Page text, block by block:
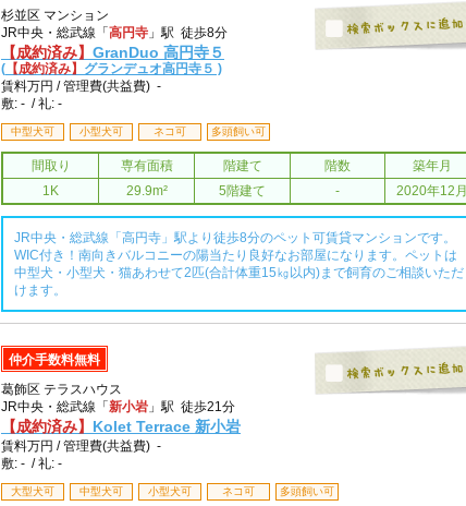
杉並区 マンション
JR中央・総武線「 高円寺 」駅 徒歩8分
【成約済み】 GranDuo 高円寺５
( 【成約済み】 グランデュオ高円寺５ )
賃料万円 /管理費(共益費) -
敷: - / 礼: -
中型犬可 小型犬可 ネコ可 多頭飼い可
間取り 専有面積 階建て 階数
築年月
1K
29.9m² 5階建て - 2020年12月
JR中央・総武線「高円寺」駅より徒歩8分のペット可賃貸マンションです。
WIC付き！南向きバルコニーの陽当たり良好なお部屋になります。ペットは
中型犬・小型犬・猫あわせて2匹(合計体重15㎏以内)まで飼育のご相談いただ
けます。
仲介手数料無料
葛飾区 テラスハウス
JR中央・総武線「 新小岩 」駅 徒歩21分
【成約済み】 Kolet Terrace 新小岩
賃料万円 /管理費(共益費) -
敷: - / 礼: -
大型犬可 中型犬可 小型犬可 ネコ可 多頭飼い可